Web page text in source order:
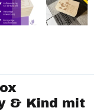
& Kind mit